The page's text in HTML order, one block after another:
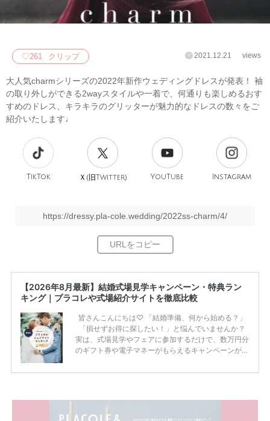
♡261 クリップ 2021.12.21 views
大人気charmシリーズの2022年新作ウェディングドレスが発表！ 袖
の取り外しができる2wayスタイルや一着で、何通りも楽しめるおす
すめのドレス、キラキラのグリッターが魅力的なドレスの数々をご
紹介いたします♩
TikTok Ｘ(旧Twitter) YouTube Instagram
https://dressy.pla-cole.wedding/2022ss-charm/4/
【2026年8月最新】結婚式場見学キャンペーン・特典ラン
キング｜プラコレや式場紹介サイトを徹底比較
皆さんこんにちは♡ 「結婚準備、何から始める？」
「損せずお得に探したい！」と悩んでいませんか？
実は、式場見学やフェアに参加するだけで、数万円分
のギフト券や電子マネーがもらえるキャンペーンがあ
ため、比較せずに選ぶと損をしてしまうことも……。
内容：特典金額・条件・応募方法・注意点 「どこが